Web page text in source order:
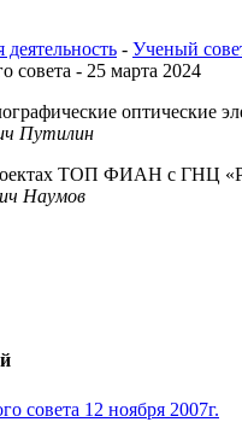
деятельность - Ученый
совета - 25 марта 2024
оптические
Путилин
ТОП ФИАН с ГНЦ
Наумов
совета 12 ноября 2007г.